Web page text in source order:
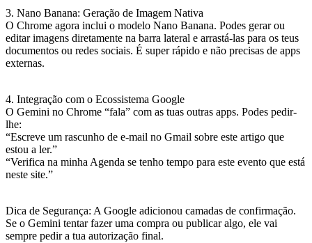
3. Nano Banana: Geração de Imagem Nativa
O Chrome agora inclui o modelo Nano Banana. Podes gerar ou
editar imagens diretamente na barra lateral e arrastá-las para os teus
documentos ou redes sociais. É super rápido e não precisas de apps
externas.
4. Integração com o Ecossistema Google
O Gemini no Chrome “fala” com as tuas outras apps. Podes pedir-
lhe:
“Escreve um rascunho de e-mail no Gmail sobre este artigo que
estou a ler.”
“Verifica na minha Agenda se tenho tempo para este evento que está
neste site.”
Dica de Segurança: A Google adicionou camadas de confirmação.
Se o Gemini tentar fazer uma compra ou publicar algo, ele vai
sempre pedir a tua autorização final.